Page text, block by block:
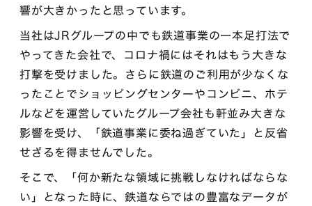
響が大きかったと思っています。
当社はJRグループの中でも鉄道事業の一本足打法で
やってきた会社で、コロナ禍にはそれはもう大きな
打撃を受けました。さらに鉄道のご利用が少なくな
ったことでショッピングセンターやコンビニ、ホテ
ルなどを運営していたグループ会社も軒並み大きな
影響を受け、「鉄道事業に委ね過ぎていた」と反省
せざるを得ませんでした。
そこで、「何か新たな領域に挑戦しなければならな
い」となった時に、鉄道ならではの豊富なデータが